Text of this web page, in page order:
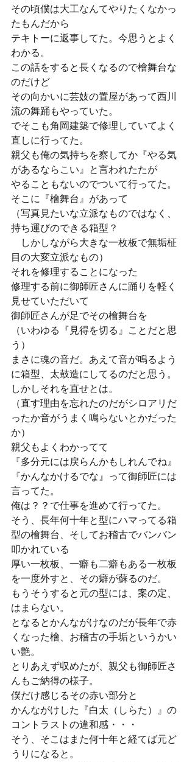
その頃僕は大工なんてやりたくなかっ
たもんだから
テキトーに返事してた。今思うとよく
わかる。
この話をすると長くなるので檜舞台な
のだけど
その向かいに芸妓の置屋があって西川
流の舞踊もやっていた。
でそこも角岡建築で修理していてよく
直しに行ってた。
親父も俺の気持ちを察してか『やる気
があるならこい』と言われたたが
やることもないのでついて行ってた。
そこに『檜舞台』があって
（写真見たいな立派なものではなく、
持ち運びのできる箱型？
しかしながら大きな一枚板で無垢柾
目の大変立派なもの）
それを修理することになった
修理する前に御師匠さんに踊りを軽く
見せていただいて
御師匠さんが足でその檜舞台を
（いわゆる『見得を切る』ことだと思
う）
まさに魂の音だ。あえて音が鳴るよう
に箱型、太鼓造にしてるのだと思う。
しかしそれを直せとは。
（直す理由を忘れたのだがシロアリだ
ったか音がうまく鳴らないとかだった
か）
親父もよくわかってて
『多分元には戻らんかもしれんでね』
『かんなかけるでな』って御師匠には
言ってた。
俺は？？で仕事を進めて行ってた。
そう、長年何十年と型にハマってる箱
型の檜舞台、そしてお稽古でバンバン
叩かれている
厚い一枚板、一癖も二癖もある一枚板
を一度外すと、その癖が蘇るのだ。
もうそうすると元の型には、案の定、
はまらない。
となるとかんながけなのだが長年で赤
くなった檜、お稽古の手垢というかい
い艶。
とりあえず収めたが、親父も御師匠さ
んもご納得の様子。
僕だけ感じるその赤い部分と
かんながけした『白太（しらた）』の
コントラストの違和感・・・
そう、そこはまた何十年と経てば元ど
うりになると。